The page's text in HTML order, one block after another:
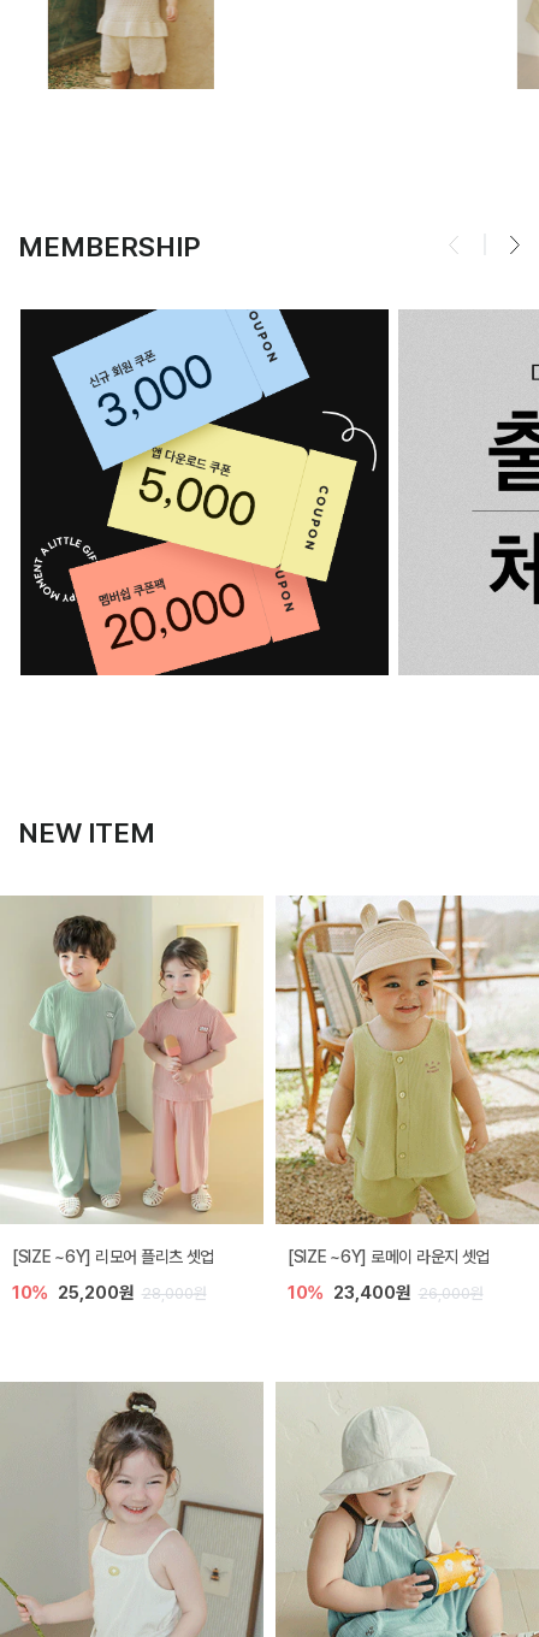
MEMBERSHIP
NEW ITEM
[SIZE ~6Y] 리모어 플리츠 셋업
10% 25,200원 28,000원
[SIZE ~6Y] 로메이 라운지 셋업
10% 23,400원 26,000원